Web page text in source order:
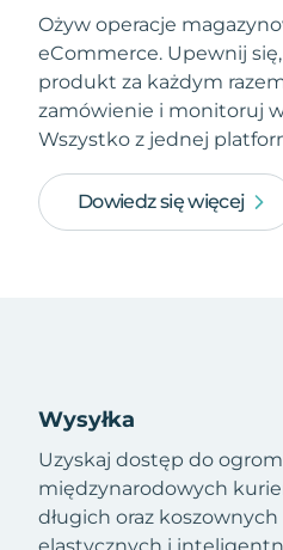
Ożyw operacje
eCommerce. Upewnij się,
produkt za każdym
zamówienie i monitoruj
Wszystko z jednej
Dowiedz się więcej
Wysyłka
Uzyskaj dostęp do
międzynarodowych
długich oraz